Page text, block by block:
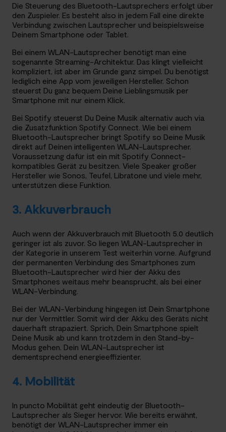
Die Steuerung des Bluetooth-Lautsprechers erfolgt über
den Zuspieler. Es besteht also in jedem Fall eine direkte
Verbindung zwischen Lautsprecher und beispielsweise
Deinem Smartphone oder Tablet.
Bei einem WLAN-Lautsprecher benötigt man eine
sogenannte Streaming-Architektur. Das klingt vielleicht
kompliziert, ist aber im Grunde ganz simpel. Du benötigst
lediglich eine App vom jeweiligen Hersteller. Schon
steuerst Du ganz bequem Deine Lieblingsmusik per
Smartphone mit nur einem Klick.
Bei Spotify steuerst Du Deine Musik alternativ auch via
die Zusatzfunktion Spotify Connect. Wie bei einem
Bluetooth-Lautsprecher bringt Spotify so Deine Musik
direkt auf Deinen intelligenten WLAN-Lautsprecher.
Voraussetzung dafür ist ein mit Spotify Connect-
kompatibles Gerät zu besitzen. Viele Speaker großer
Hersteller wie Sonos, Teufel, Libratone und viele mehr,
unterstützen diese Funktion.
3. Akkuverbrauch
Auch wenn der Akkuverbrauch mit Bluetooth 5.0 deutlich
geringer ist als zuvor. So liegen WLAN-Lautsprecher in
der Kategorie in unserem Test weiterhin vorne. Aufgrund
der permanenten Verbindung des Smartphones zum
Bluetooth-Lautsprecher wird hier der Akku des
Smartphones weitaus mehr beansprucht, als bei einer
WLAN-Verbindung.
Bei der WLAN-Verbindung hingegen ist Dein Smartphone
nur der Vermittler. Somit wird der Akku des Geräts nicht
dauerhaft strapaziert. Sprich, Dein Smartphone spielt
Deine Musik ab und kann trotzdem in den Stand-by-
Modus gehen. Dein WLAN-Lautsprecher ist
dementsprechend energieeffizienter.
4. Mobilität
In puncto Mobilität geht eindeutig der Bluetooth-
Lautsprecher als Sieger hervor. Wie bereits erwähnt,
benötigt der WLAN-Lautsprecher immer ein